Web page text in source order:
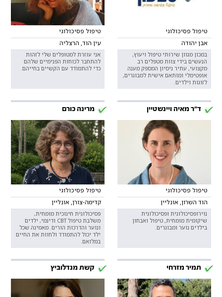
טיפול פסיכולוגי
אבן יהודה
במכון מגוון שירותי טיפול ויעוץ,
הנעשים בידי צוות מטפלים רב
מקצועי, עתיר ניסיון המספק מענה
אופטימלי ומותאם אישית למבוגרים,
לזוגות וילדים.
טיפול פסיכולוגי
עין הוד, הרצליה
אני עוזרת למטופלים שלי לזהות
להתחבר לכוחות הפנימיים שלהם
כדי להתמודד עם הקשיים בחייהם.
ד"ר מאיה ויינשטיין
טיפול פסיכולוגי
הוד השרון, אונליין
נוירופסיכולוגית ופסיכולוגית
שיקומית מומחית, טיפול ואבחון
בילדים נוער ומבוגרים.
מרינה כורם
טיפול פסיכולוגי
קדימה-צורן, אונליין
פסיכולוגית חינוכית מומחית,
משלבת טיפול CBT ודינמי, ילדים
ונוער והדרכות הורים. מאמינה שכל
ילד יכול להתמודד ולחוות את החיים
במלואם.
תמיר מזרחי קשת מנדלוביץ